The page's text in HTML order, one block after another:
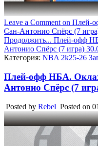
Leave a Comment on Плей-
Сан-Антонио Спёрс (7
Продолжить... Плей-офф
Антонио Спёрс (7 игра)
Категория: NBA 2k25-26
Плей-офф НБА.
Антонио Спёрс (7
Posted by Rebel Posted on